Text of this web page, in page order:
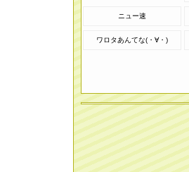
ニュー速
ワロタあんてな(・∀・)